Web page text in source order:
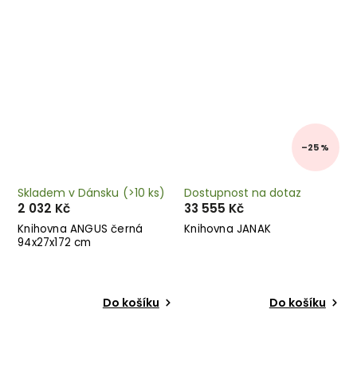
Knihovna ANGUS černá
94x27x172 cm
Skladem v Dánsku (>10 ks)
2 032 Kč
Do košíku
–25 %
Knihovna JANAK
Dostupnost na dotaz
33 555 Kč
Do košíku